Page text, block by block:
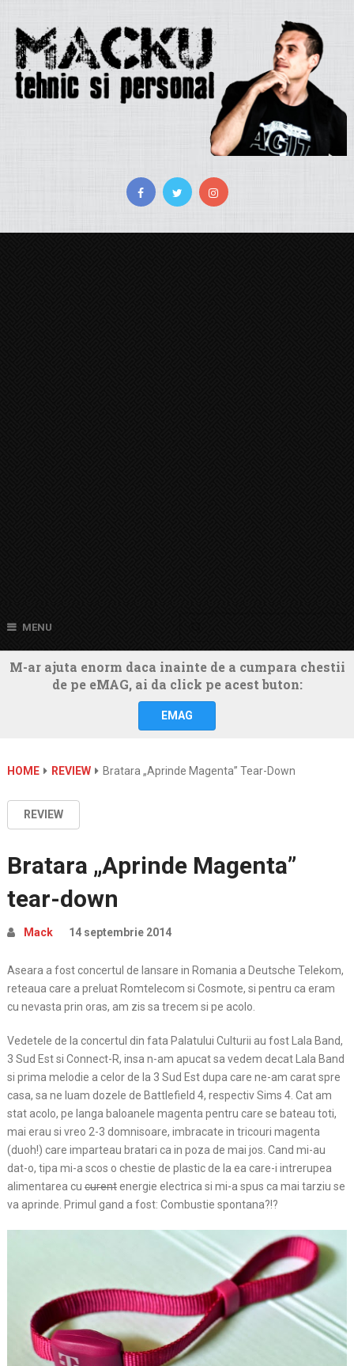
MENU
M-ar ajuta enorm daca inainte de a cumpara chestii
de pe eMAG, ai da click pe acest buton:
EMAG
HOME REVIEW Bratara „Aprinde Magenta” Tear-Down
REVIEW
Bratara „Aprinde Magenta”
tear-down
Mack 14 septembrie 2014
Aseara a fost concertul de lansare in Romania a Deutsche Telekom,
reteaua care a preluat Romtelecom si Cosmote, si pentru ca eram
cu nevasta prin oras, am zis sa trecem si pe acolo.
Vedetele de la concertul din fata Palatului Culturii au fost Lala Band,
3 Sud Est si Connect-R, insa n-am apucat sa vedem decat Lala Band
si prima melodie a celor de la 3 Sud Est dupa care ne-am carat spre
casa, sa ne luam dozele de Battlefield 4, respectiv Sims 4. Cat am
stat acolo, pe langa baloanele magenta pentru care se bateau toti,
mai erau si vreo 2-3 domnisoare, imbracate in tricouri magenta
(duoh!) care imparteau bratari ca in poza de mai jos. Cand mi-au
dat-o, tipa mi-a scos o chestie de plastic de la ea care-i intrerupea
alimentarea cu curentenergie electrica si mi-a spus ca mai tarziu se
va aprinde. Primul gand a fost: Combustie spontana?!?